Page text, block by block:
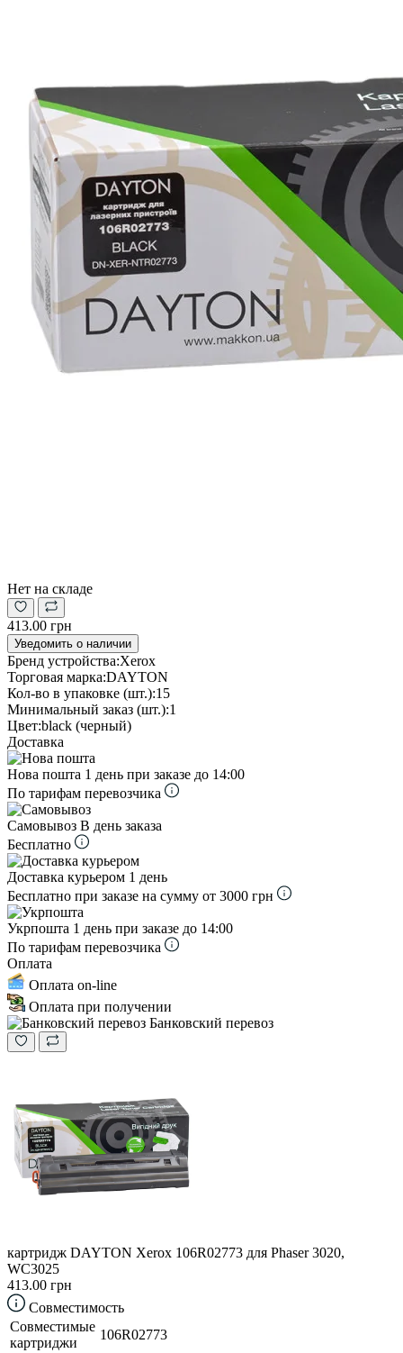
Нет на складе
413.00 грн
Уведомить о наличии
Бренд устройства:Xerox
Торговая марка:DAYTON
Кол-во в упаковке (шт.):15
Минимальный заказ (шт.):1
Цвет:black (черный)
Доставка
Нова пошта 1 день при заказе до 14:00
По тарифам перевозчика
Самовывоз В день заказа
Бесплатно
Доставка курьером 1 день
Бесплатно при заказе на сумму от 3000 грн
Укрпошта 1 день при заказе до 14:00
По тарифам перевозчика
Оплата
Оплата on-line
Оплата при получении
Банковский перевоз
картридж DAYTON Xerox 106R02773 для Phaser 3020,
WC3025
413.00 грн
Совместимость
Совместимые
картриджи
106R02773